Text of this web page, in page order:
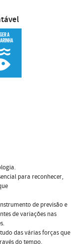
para reconhecer,
de previsão e
de variações nas
das várias forças que
do tempo.